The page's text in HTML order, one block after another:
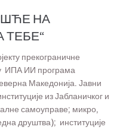
НА
ТЕБЕ“
прекограничне
ИПА ИИ програма
Македонија. Јавни
из Јабланичког и
самоуправе; микро,
друштва); институције